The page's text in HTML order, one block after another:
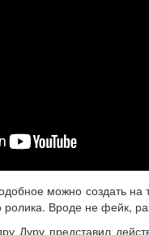
можно создать
ролика. Вроде не фейк,
Дуру представил